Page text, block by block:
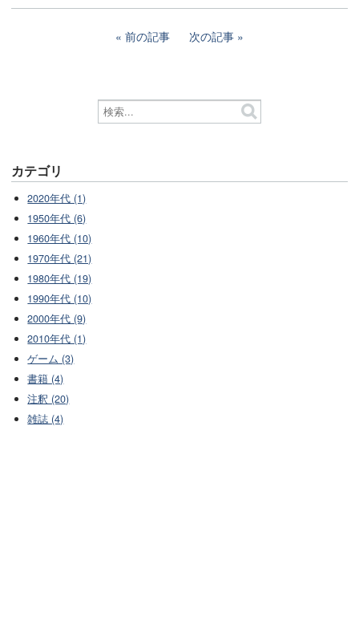
前の記事 次の記事
カテゴリ
2020年代 (1)
1950年代 (6)
1960年代 (10)
1970年代 (21)
1980年代 (19)
1990年代 (10)
2000年代 (9)
2010年代 (1)
ゲーム (3)
書籍 (4)
注釈 (20)
雑誌 (4)